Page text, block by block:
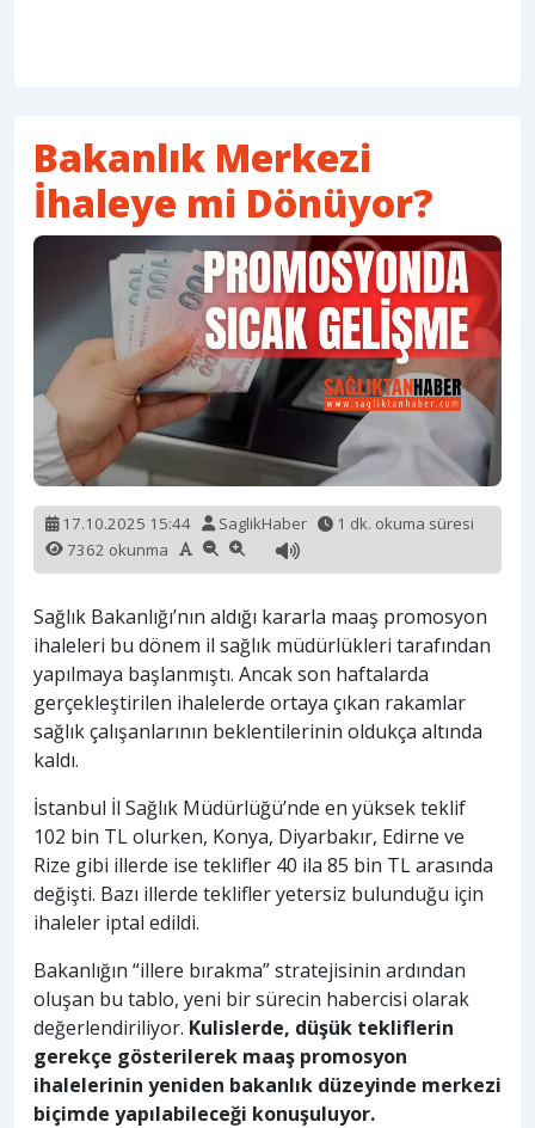
Bakanlık Merkezi
İhaleye mi Dönüyor?
17.10.2025 15:44 SaglikHaber
1 dk. okuma süresi
7362 okunma
Sağlık Bakanlığı’nın aldığı kararla maaş promosyon
ihaleleri bu dönem il sağlık müdürlükleri tarafından
yapılmaya başlanmıştı. Ancak son haftalarda
gerçekleştirilen ihalelerde ortaya çıkan rakamlar
sağlık çalışanlarının beklentilerinin oldukça altında
kaldı.
İstanbul İl Sağlık Müdürlüğü’nde en yüksek teklif
102 bin TL olurken, Konya, Diyarbakır, Edirne ve
Rize gibi illerde ise teklifler 40 ila 85 bin TL arasında
değişti. Bazı illerde teklifler yetersiz bulunduğu için
ihaleler iptal edildi.
Bakanlığın “illere bırakma” stratejisinin ardından
oluşan bu tablo, yeni bir sürecin habercisi olarak
değerlendiriliyor. Kulislerde, düşük tekliflerin
gerekçe gösterilerek maaş promosyon
ihalelerinin yeniden bakanlık düzeyinde merkezi
biçimde yapılabileceği konuşuluyor.